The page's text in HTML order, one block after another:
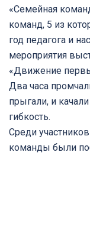
«Семейная
команд, 5 из
год педагога и
мероприятия
«Движение
Два часа
прыгали, и
гибкость.
Среди
команды были